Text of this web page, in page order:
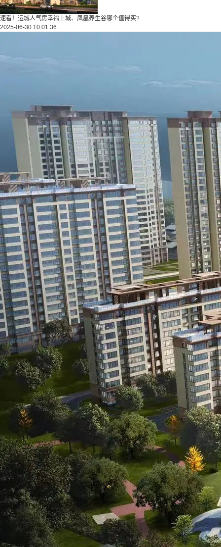
速看！运城人气房幸福上城、凤凰养生谷哪个值得买?
2025-06-30 10:01:36